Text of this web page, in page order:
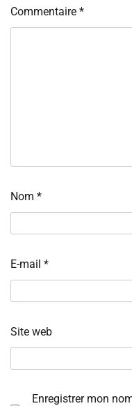
Commentaire *
Nom *
E-mail *
Site web
Enregistrer mon